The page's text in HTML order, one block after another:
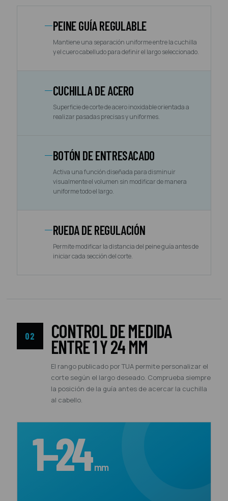
PEINE GUÍA REGULABLE
Mantiene una separación uniforme entre la cuchilla
y el cuero cabelludo para definir el largo seleccionado.
CUCHILLA DE ACERO
Superficie de corte de acero inoxidable orientada a
realizar pasadas precisas y uniformes.
BOTÓN DE ENTRESACADO
Activa una función diseñada para disminuir
visualmente el volumen sin modificar de manera
uniforme todo el largo.
RUEDA DE REGULACIÓN
Permite modificar la distancia del peine guía antes de
iniciar cada sección del corte.
02 CONTROL DE MEDIDA
ENTRE 1 Y 24 MM
El rango publicado por TUA permite personalizar el
corte según el largo deseado. Comprueba siempre
la posición de la guía antes de acercar la cuchilla
al cabello.
1–24 mm